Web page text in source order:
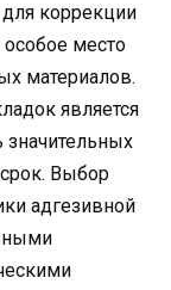
коррекции
место
материалов.
является
значительных
Выбор
адгезивной